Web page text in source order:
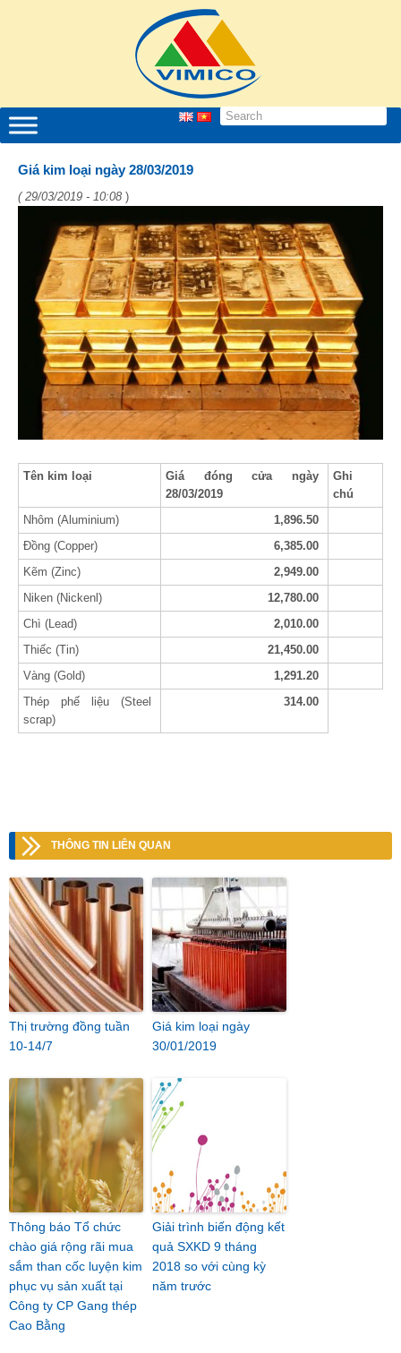
Giá kim loại ngày 28/03/2019
( 29/03/2019 - 10:08 )
Tên kim loại
Giá đóng cửa ngày
28/03/2019
Ghi
chú
Nhôm (Aluminium)
1,896.50
Đồng (Copper)
6,385.00
Kẽm (Zinc)
2,949.00
Niken (Nickenl)
12,780.00
Chì (Lead)
2,010.00
Thiếc (Tin)
21,450.00
Vàng (Gold)
1,291.20
Thép phế liệu (Steel
scrap)
314.00
THÔNG TIN LIÊN QUAN
Thị trường đồng tuần
10-14/7
Giá kim loại ngày
30/01/2019
Thông báo Tổ chức
chào giá rộng rãi mua
sắm than cốc luyện kim
phục vụ sản xuất tại
Công ty CP Gang thép
Cao Bằng
Giải trình biến động kết
quả SXKD 9 tháng
2018 so với cùng kỳ
năm trước